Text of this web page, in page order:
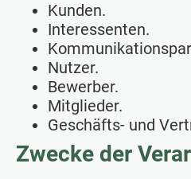
Kunden.
Interessenten.
Nutzer.
Bewerber.
Mitglieder.
Geschäfts- und
Zwecke der